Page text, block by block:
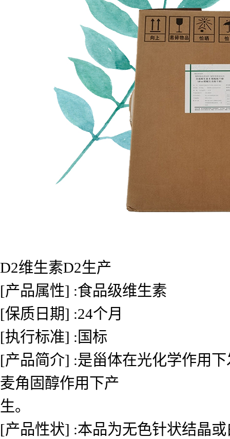
D2维生素D2生产
[产品属性] :食品级维生素
[保质日期] :24个月
[执行标准] :国标
[产品简介] :是甾体在光化学作用
麦角固醇作用下产
生。
[产品性状] :本品为无色针状结晶